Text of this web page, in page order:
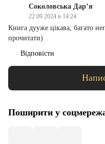
Соколовська Дар’я
22.09.2024 в 14:24
Книга дууже цікава, багато
прочитати)
Відповісти
Поширити у